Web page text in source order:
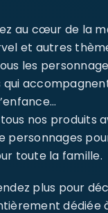
au cœur de la
et autres
les
nos produits
personnages
toute la famille.
plus pour
dédiée